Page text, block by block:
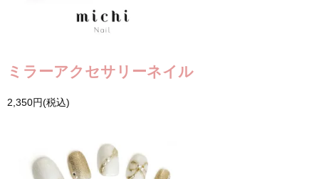
ミラーアクセサリーネイル
2,350円(税込)